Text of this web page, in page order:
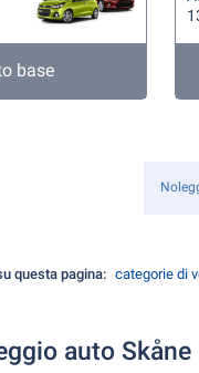
base
questa pagina: categorie di
auto